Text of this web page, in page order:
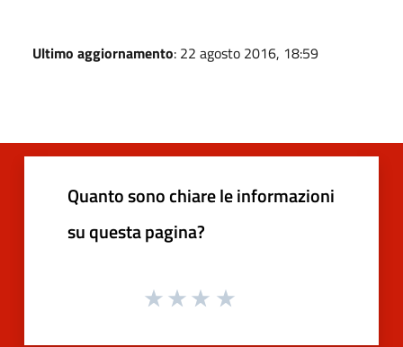
Ultimo aggiornamento: 22 agosto 2016, 18:59
Quanto sono chiare le informazioni
su questa pagina?